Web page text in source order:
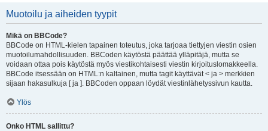
Muotoilu ja aiheiden tyypit
Mikä on BBCode?
BBCode on HTML-kielen tapainen toteutus, joka tarjoaa tiettyjen viestin osien
muotoilumahdollisuuden. BBCoden käytöstä päättää ylläpitäjä, mutta se
voidaan ottaa pois käytöstä myös viestikohtaisesti viestin kirjoituslomakkeella.
BBCode itsessään on HTML:n kaltainen, mutta tagit käyttävät < ja > merkkien
sijaan hakasulkuja [ ja ]. BBCoden oppaan löydät viestinlähetyssivun kautta.
Ylös
Onko HTML sallittu?